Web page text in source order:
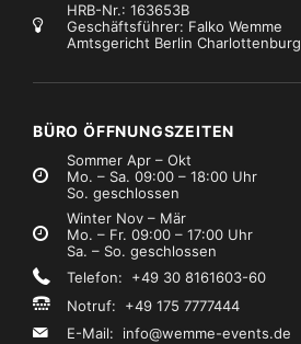
HRB-Nr.: 163653B
Geschäftsführer: Falko Wemme
Amtsgericht Berlin Charlottenburg
BÜRO ÖFFNUNGSZEITEN
Sommer Apr – Okt
Mo. – Sa. 09:00 – 18:00 Uhr
So. geschlossen
Winter Nov – Mär
Mo. – Fr. 09:00 – 17:00 Uhr
Sa. – So. geschlossen
Telefon: +49 30 8161603-60
Notruf: +49 175 7777444
E-Mail: info@wemme-events.de